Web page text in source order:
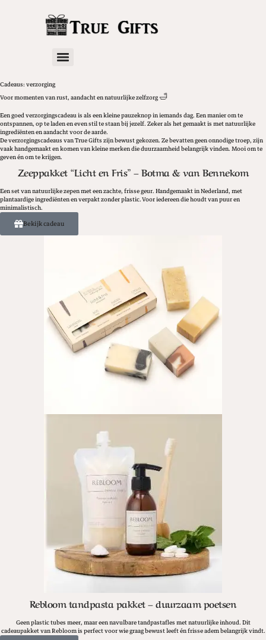
Cadeaus: verzorging
Voor momenten van rust, aandacht en natuurlijke zelfzorg 🛁
Een goed verzorgingscadeau is als een kleine pauzeknop in iemands dag. Een manier om te
ontspannen, op te laden en even stil te staan bij jezelf. Zeker als het gemaakt is met natuurlijke
ingrediënten en aandacht voor de aarde.
De verzorgingscadeaus van True Gifts zijn bewust gekozen. Ze bevatten geen onnodige troep, zijn
vaak handgemaakt en komen van kleine merken die duurzaamheid belangrijk vinden. Mooi om te
geven én om te krijgen.
Zeeppakket “Licht en Fris” – Botma & van Bennekom
Een set van natuurlijke zepen met een zachte, frisse geur. Handgemaakt in Nederland, met
plantaardige ingrediënten en verpakt zonder plastic. Voor iedereen die houdt van puur en
minimalistisch.
Bekijk cadeau
Rebloom tandpasta pakket – duurzaam poetsen
Geen plastic tubes meer, maar een navulbare tandpastafles met natuurlijke inhoud. Dit
cadeaupakket van Rebloom is perfect voor wie graag bewust leeft én frisse adem belangrijk vindt.